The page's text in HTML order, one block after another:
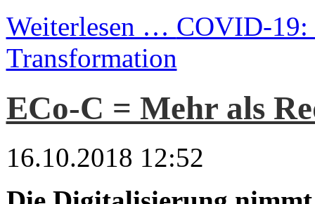
Weiterlesen … COVID-19:
Transformation
ECo-C = Mehr als
16.10.2018 12:52